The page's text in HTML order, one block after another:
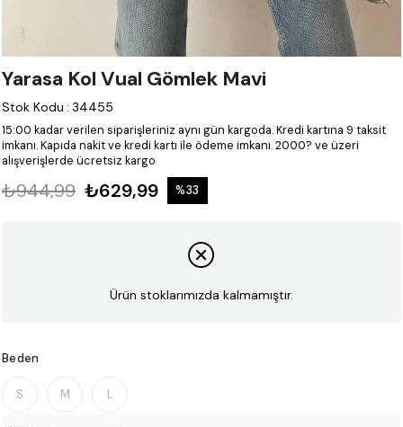
Yarasa Kol Vual Gömlek Mavi
Stok Kodu : 34455
15:00 kadar verilen siparişleriniz aynı gün kargoda.Kredi kartına 9 taksit
imkanı.Kapıda nakit ve kredi kartı ile ödeme imkanı.2000? ve üzeri
alışverişlerde ücretsiz kargo
₺944,99 ₺629,99 %33
Ürün stoklarımızda kalmamıştır.
Beden
S M L